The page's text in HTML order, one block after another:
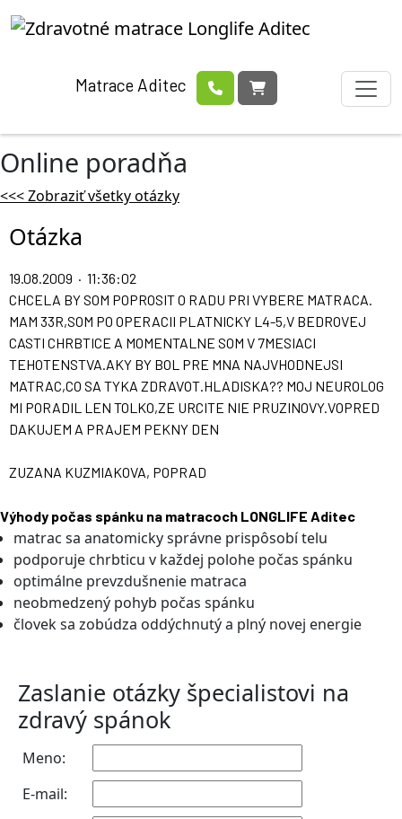
Matrace Aditec
Online poradňa
<<< Zobraziť všetky otázky
Otázka
19.08.2009 · 11:36:02
CHCELA BY SOM POPROSIT O RADU PRI VYBERE MATRACA.
MAM 33R,SOM PO OPERACII PLATNICKY L4-5,V BEDROVEJ
CASTI CHRBTICE A MOMENTALNE SOM V 7MESIACI
TEHOTENSTVA.AKY BY BOL PRE MNA NAJVHODNEJSI
MATRAC,CO SA TYKA ZDRAVOT.HLADISKA?? MOJ NEUROLOG
MI PORADIL LEN TOLKO,ZE URCITE NIE PRUZINOVY.VOPRED
DAKUJEM A PRAJEM PEKNY DEN
ZUZANA KUZMIAKOVA, POPRAD
Výhody počas spánku na matracoch LONGLIFE Aditec
matrac sa anatomicky správne prispôsobí telu
podporuje chrbticu v každej polohe počas spánku
optimálne prevzdušnenie matraca
neobmedzený pohyb počas spánku
človek sa zobúdza oddýchnutý a plný novej energie
Zaslanie otázky špecialistovi na
zdravý spánok
Meno:
E-mail: